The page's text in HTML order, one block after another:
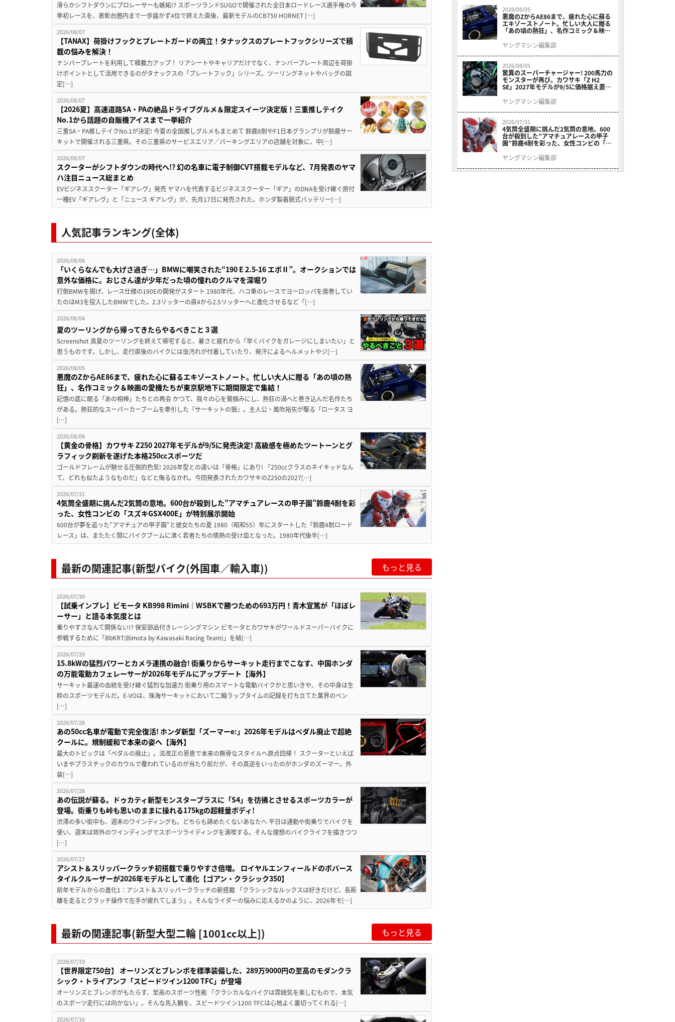
滑らかシフトダウンにプロレーサーも嫉妬!? スポーツランドSUGOで開催された全日本ロードレース選手権の今
季初レースを、表彰台圏内まで一歩届かず4位で終えた直後、最新モデルのCB750 HORNET […]
2026/08/07
【TANAX】荷掛けフックとプレートガードの両立！タナックスのプレートフックシリーズで積
載の悩みを解決！
ナンバープレートを利用して積載力アップ！ リアシートやキャリアだけでなく、ナンバープレート周辺を荷掛
けポイントとして活用できるのがタナックスの「プレートフック」シリーズ。ツーリングネットやバッグの固
定[…]
2026/08/07
【2026夏】高速道路SA・PAの絶品ドライブグルメ＆限定スイーツ決定版！三重推しテイク
No.1から話題の自販機アイスまで一挙紹介
三重SA・PA推しテイクNo.1が決定! 今夏の全国推しグルメもまとめて 鈴鹿8耐やF1日本グランプリが鈴鹿サー
キットで開催される三重県。その三重県のサービスエリア／パーキングエリアの店舗を対象に、中[…]
2026/08/07
スクーターがシフトダウンの時代へ!? 幻の名車に電子制御CVT搭載モデルなど、7月発表のヤマ
ハ注目ニュース総まとめ
EVビジネススクーター「ギアレヴ」発売 ヤマハを代表するビジネススクーター「ギア」のDNAを受け継ぐ原付
一種EV「ギアレヴ」と「ニュース ギアレヴ」が、先月17日に発売された。ホンダ製着脱式バッテリー[…]
人気記事ランキング(全体)
2026/08/06
「いくらなんでも大げさ過ぎ…」BMWに嘲笑された“190 E 2.5-16 エボⅡ”。オークションでは
意外な価格に。おじさん達が少年だった頃の憧れのクルマを深堀り
打倒BMWを掲げ、レース仕様の190Eの開発がスタート 1980年代、ハコ車のレースでヨーロッパを席巻してい
たのはM3を投入したBMWでした。2.3リッターの直4から2.5リッターへと進化させるなど「[…]
2026/08/04
夏のツーリングから帰ってきたらやるべきこと３選
Screenshot 真夏のツーリングを終えて帰宅すると、暑さと疲れから「早くバイクをガレージにしまいたい」と
思うものです。しかし、走行直後のバイクには虫汚れが付着していたり、発汗によるヘルメットやジ[…]
2026/08/05
悪魔のZからAE86まで、疲れた心に蘇るエキゾーストノート。忙しい大人に贈る「あの頃の熱
狂」、名作コミック＆映画の愛機たちが東京駅地下に期間限定で集結！
記憶の底に眠る「あの相棒」たちとの再会 かつて、我々の心を鷲掴みにし、熱狂の渦へと巻き込んだ名作たち
がある。熱狂的なスーパーカーブームを牽引した『サーキットの狼』。主人公・風吹裕矢が駆る「ロータス ヨ
[…]
2026/08/06
【黄金の骨格】カワサキ Z250 2027年モデルが9/5に発売決定! 高級感を極めたツートーンとグ
ラフィック刷新を遂げた本格250ccスポーツだ
ゴールドフレームが魅せる圧倒的色気! 2026年型との違いは「骨格」にあり! 「250ccクラスのネイキッドなん
て、どれも似たようなものだ」などと侮るなかれ。今回発表されたカワサキのZ250の2027[…]
2026/07/31
4気筒全盛期に挑んだ2気筒の意地。600台が殺到した”アマチュアレースの甲子園”鈴鹿4耐を彩
った、女性コンビの「スズキGSX400E」が特別展示開始
600台が夢を追った”アマチュアの甲子園”と彼女たちの夏 1980（昭和55）年にスタートした「鈴鹿4耐ロード
レース」は、またたく間にバイクブームに沸く若者たちの情熱の受け皿となった。1980年代後半[…]
最新の関連記事(新型バイク(外国車／輸入車)) もっと見る
2026/07/30
【試乗インプレ】ビモータ KB998 Rimini｜WSBKで勝つための693万円！青木宣篤が「ほぼレ
ーサー」と語る本気度とは
乗りやすさなんて関係ない!? 保安部品付きレーシングマシン ビモータとカワサキがワールドスーパーバイクに
参戦するために「BbKRT(Bimota by Kawasaki Racing Team)」を結[…]
2026/07/29
15.8kWの猛烈パワーとカメラ連携の融合! 街乗りからサーキット走行までこなす、中国ホンダ
の万能電動カフェレーサーが2026年モデルにアップデート【海外】
サーキット最速の血統を受け継ぐ猛烈な加速力 街乗り用のスマートな電動バイクかと思いきや、その中身は生
粋のスポーツモデルだ。E-VOは、珠海サーキットにおいて二輪ラップタイムの記録を打ち立てた業界のベン
[…]
2026/07/28
あの50cc名車が電動で完全復活! ホンダ新型「ズーマーe:」2026年モデルはペダル廃止で超絶
クールに。規制緩和で本来の姿へ【海外】
最大のトピックは「ペダルの廃止」。法改正の恩恵で本来の無骨なスタイルへ原点回帰！ スクーターといえば
いまやプラスチックのカウルで覆われているのが当たり前だが、その真逆をいったのがホンダのズーマー。外
装[…]
2026/07/28
あの伝説が蘇る。ドゥカティ新型モンスタープラスに「S4」を彷彿とさせるスポーツカラーが
登場。街乗りも峠も思いのままに操れる175kgの超軽量ボディ!
渋滞の多い街中も、週末のワインディングも。どちらも諦めたくないあなたへ 平日は通勤や街乗りでバイクを
使い、週末は郊外のワインディングでスポーツライディングを満喫する。そんな理想のバイクライフを描きつつ
[…]
2026/07/27
アシスト＆スリッパークラッチ初搭載で乗りやすさ倍増。 ロイヤルエンフィールドのボバース
タイルクルーザーが2026年モデルとして進化【ゴアン・クラシック350】
前年モデルからの進化1：アシスト＆スリッパークラッチの新搭載 「クラシックなルックスは好きだけど、長距
離を走るとクラッチ操作で左手が疲れてしまう」。そんなライダーの悩みに応えるかのように、2026年モ[…]
最新の関連記事(新型大型二輪 [1001cc以上]) もっと見る
2026/07/19
【世界限定750台】 オーリンズとブレンボを標準装備した、289万9000円の至高のモダンクラ
シック・トライアンフ「スピードツイン1200 TFC」が登場
オーリンズとブレンボがもたらす、至高のスポーツ性能 「クラシカルなバイクは雰囲気を楽しむもので、本気
のスポーツ走行には向かない」。そんな先入観を、スピードツイン1200 TFCは心地よく裏切ってくれる[…]
2026/07/16
2026/08/05
悪魔のZからAE86まで、疲れた心に蘇る
エキゾーストノート。忙しい大人に贈る
「あの頃の熱狂」、名作コミック＆映画
結！
ヤングマシン編集部
2026/08/05
驚異のスーパーチャージャー! 200馬力の
モンスターが再び。カワサキ「Z H2
SE」2027年モデルが9/5に価格据え置き
ヤングマシン編集部
2026/07/31
4気筒全盛期に挑んだ2気筒の意地。600
台が殺到した”アマチュアレースの甲子
園”鈴鹿4耐を彩った、女性コンビの「ス
ヤングマシン編集部